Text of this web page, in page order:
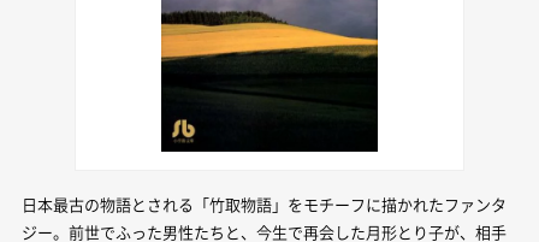
日本最古の物語とされる「竹取物語」をモチーフに描かれたファンタ
ジー。前世でふった男性たちと、今生で再会した月形とり子が、相手